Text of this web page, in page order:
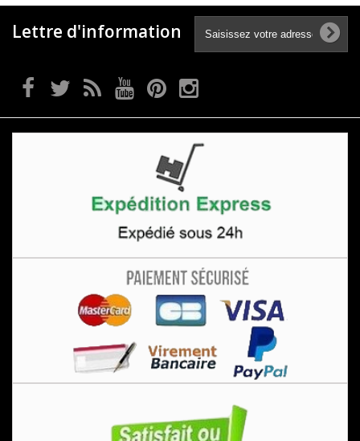
Lettre d'information